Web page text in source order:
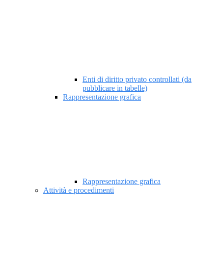
Enti di diritto privato controllati (da
pubblicare in tabelle)
Rappresentazione grafica
Rappresentazione grafica
Attività e procedimenti